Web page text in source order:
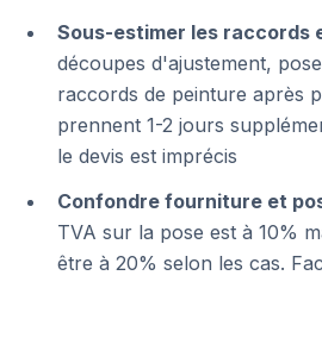
Sous-estimer les raccords
découpes d'ajustement,
raccords de peinture après
prennent 1-2 jours
le devis est imprécis
Confondre fourniture et
TVA sur la pose est à 10%
être à 20% selon les cas.